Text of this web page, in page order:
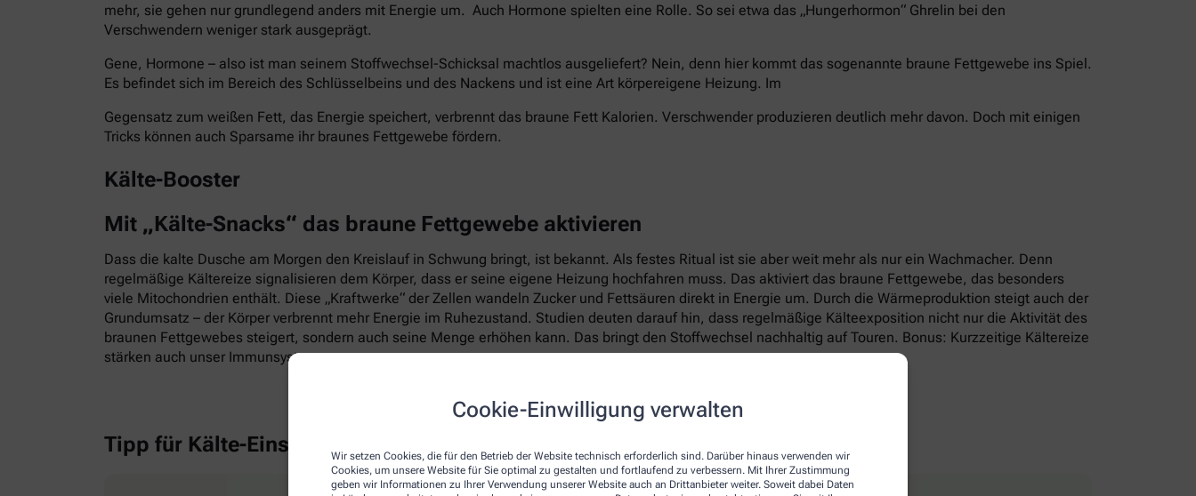
Cookie-Einwilligung verwalten
Wir setzen Cookies, die für den Betrieb der Website technisch erforderlich sind. Darüber hinaus verwenden wir
Cookies, um unsere Website für Sie optimal zu gestalten und fortlaufend zu verbessern. Mit Ihrer Zustimmung
geben wir Informationen zu Ihrer Verwendung unserer Website auch an Drittanbieter weiter. Soweit dabei Daten
mehr, sie gehen nur grundlegend anders mit Energie um. Auch Hormone spielten eine Rolle. So sei etwa das „Hungerhormon“ Ghrelin bei den
Verschwendern weniger stark ausgeprägt.
Gene, Hormone – also ist man seinem Stoffwechsel-Schicksal machtlos ausgeliefert? Nein, denn hier kommt das sogenannte braune Fettgewebe ins Spiel.
Es befindet sich im Bereich des Schlüsselbeins und des Nackens und ist eine Art körpereigene Heizung. Im
Gegensatz zum weißen Fett, das Energie speichert, verbrennt das braune Fett Kalorien. Verschwender produzieren deutlich mehr davon. Doch mit einigen
Tricks können auch Sparsame ihr braunes Fettgewebe fördern.
Kälte-Booster
Mit „Kälte-Snacks“ das braune Fettgewebe aktivieren
Dass die kalte Dusche am Morgen den Kreislauf in Schwung bringt, ist bekannt. Als festes Ritual ist sie aber weit mehr als nur ein Wachmacher. Denn
regelmäßige Kältereize signalisieren dem Körper, dass er seine eigene Heizung hochfahren muss. Das aktiviert das braune Fettgewebe, das besonders
viele Mitochondrien enthält. Diese „Kraftwerke“ der Zellen wandeln Zucker und Fettsäuren direkt in Energie um. Durch die Wärmeproduktion steigt auch der
Grundumsatz – der Körper verbrennt mehr Energie im Ruhezustand. Studien deuten darauf hin, dass regelmäßige Kälteexposition nicht nur die Aktivität des
braunen Fettgewebes steigert, sondern auch seine Menge erhöhen kann. Das bringt den Stoffwechsel nachhaltig auf Touren. Bonus: Kurzzeitige Kältereize
stärken auch unser Immunsystem.
Tipp für Kälte-Einsteiger